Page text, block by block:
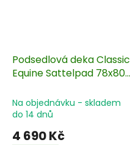
Podsedlová deka Classic
Equine Sattelpad 78x80
Na objednávku - skladem
do 14 dnů
4 690 Kč